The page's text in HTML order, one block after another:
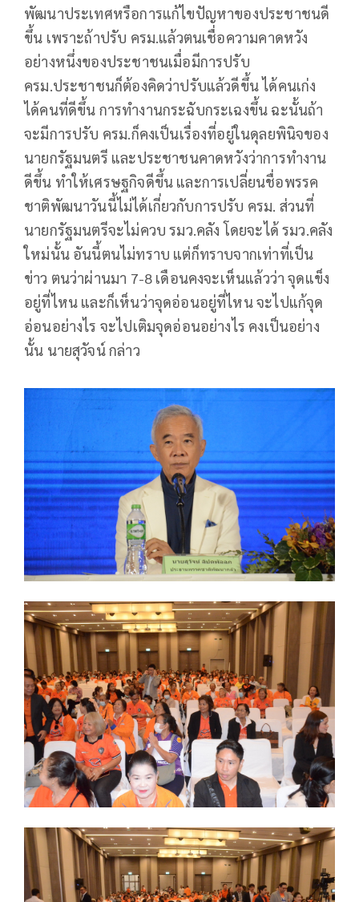
พัฒนาประเทศหรือการแก้ไขปัญหาของประชาชนดี
ขึ้น เพราะถ้าปรับ ครม.แล้วตนเชื่อความคาดหวัง
อย่างหนึ่งของประชาชนเมื่อมีการปรับ
ครม.ประชาชนก็ต้องคิดว่าปรับแล้วดีขึ้น ได้คนเก่ง
ได้คนที่ดีขึ้น การทำงานกระฉับกระเฉงขึ้น ฉะนั้นถ้า
จะมีการปรับ ครม.ก็คงเป็นเรื่องที่อยู่ในดุลยพินิจของ
นายกรัฐมนตรี และประชาชนคาดหวังว่าการทำงาน
ดีขึ้น ทำให้เศรษฐกิจดีขึ้น และการเปลี่ยนชื่อพรรค
ชาติพัฒนาวันนี้ไม่ได้เกี่ยวกับการปรับ ครม. ส่วนที่
นายกรัฐมนตรีจะไม่ควบ รมว.คลัง โดยจะได้ รมว.คลัง
ใหม่นั้น อันนี้ตนไม่ทราบ แต่ก็ทราบจากเท่าที่เป็น
ข่าว ตนว่าผ่านมา 7-8 เดือนคงจะเห็นแล้วว่า จุดแข็ง
อยู่ที่ไหน และก็เห็นว่าจุดอ่อนอยู่ที่ไหน จะไปแก้จุด
อ่อนอย่างไร จะไปเติมจุดอ่อนอย่างไร คงเป็นอย่าง
นั้น นายสุวัจน์ กล่าว